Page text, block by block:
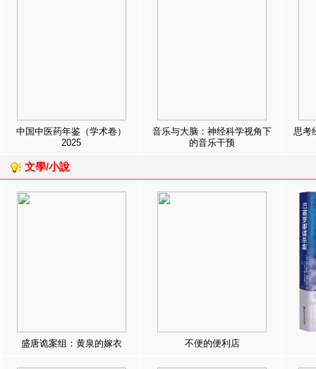
中国中医药年鉴（学术卷）
2025
音乐与大脑：神经科学视角下
的音乐干预
思考
文學/小說
盛唐诡案组：黄泉的嫁衣 不便的便利店